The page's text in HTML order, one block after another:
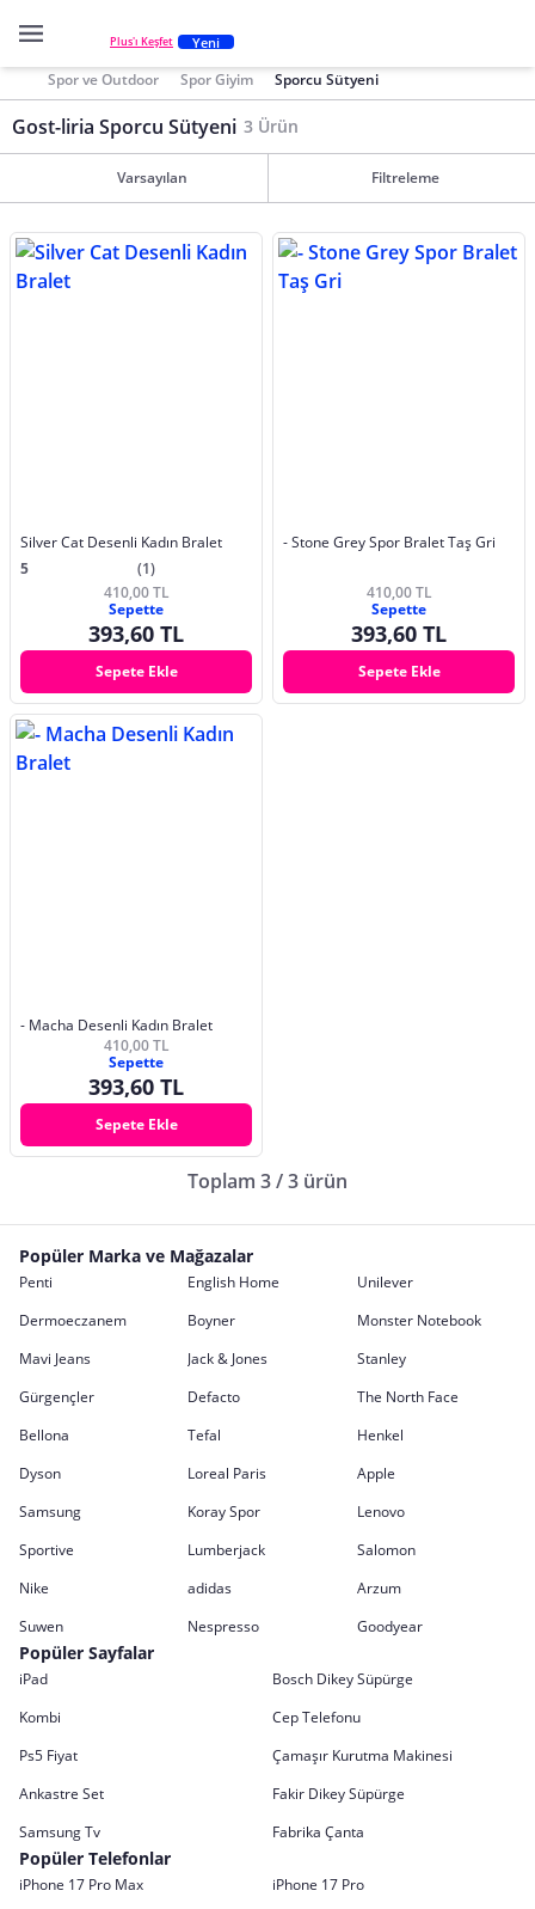
Plus'ı Keşfet Yeni
Spor ve Outdoor Spor Giyim Sporcu Sütyeni
Gost-liria Sporcu Sütyeni 3 Ürün
Varsayılan Filtreleme
Silver Cat Desenli Kadın Bralet
5
(1)
410,00 TL
Sepette
393,60 TL
Sepete Ekle
- Stone Grey Spor Bralet Taş Gri
410,00 TL
Sepette
393,60 TL
Sepete Ekle
- Macha Desenli Kadın Bralet
410,00 TL
Sepette
393,60 TL
Sepete Ekle
Toplam 3 / 3 ürün
Popüler Marka ve Mağazalar
Penti English Home
Unilever
Dermoeczanem
Boyner
Monster Notebook
Mavi Jeans
Jack & Jones
Stanley
Gürgençler
Defacto
The North Face
Bellona
Tefal
Henkel
Dyson
Loreal Paris
Apple
Samsung
Koray Spor
Lenovo
Sportive
Lumberjack
Salomon
Nike
adidas
Arzum
Suwen
Nespresso Goodyear
Popüler Sayfalar
iPad
Bosch Dikey Süpürge
Kombi
Cep Telefonu
Ps5 Fiyat
Çamaşır Kurutma Makinesi
Ankastre Set
Fakir Dikey Süpürge
Samsung Tv
Fabrika Çanta
Popüler Telefonlar
iPhone 17 Pro Max
iPhone 17 Pro